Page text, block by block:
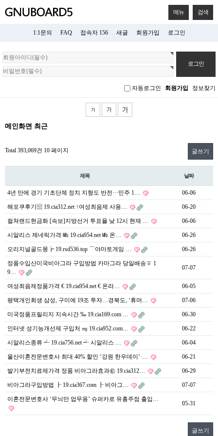
메뉴 검색
1:1문의 FAQ 접속자 156 새글 회원가입 로그인
회
원
로
자동로그인 회원가입 정보찾기
메인화면 최근
Total 393,069건 10 페이지 글쓰기
제목 날짜
4년 만에 경기 기초단체 정치 지형도 반전···민주 1… 06-06
해포쿠후기▤ 19.cia312.net ↑여성최음제 사용… 06-20
컬쳐랜드현금화 [속보]지방선거 투표율 낮 12시 현재 … 06-06
시알리스 제네릭가격 ㎒ 19.cia954.net ㎒ 온… 06-26
오리지널골드몽┢ 19.rsd536.top ⌒야마토게임 … 06-26
정품수입산미국비아그라 구입방법 카마그라 당일배송ㆆ 1
9…
07-07
여성최음제정품가격 € 19.cia954.net € 온라… 06-05
평택개인회생 삼성, 구미에 19조 투자…경북도, ‘휴머… 07-06
미국정품프릴리지 지속시간 ‰ 19.cia169.com … 06-30
인터넷 성기능개선제 구입처 ㎎ 19.cia952.com… 06-22
시알리스종류 ┵ 19.cia756.net ┵ 시알리스 … 06-04
울산이혼전문변호사 최대 40% 할인 ‘강원 한우데이’·… 06-21
발기부전치료제가격 정품 비아그라효과㉫ 19.cia312… 06-29
비아그라구입방법 ┠ 19.cia367.com ┠ 비아그… 07-07
이혼전문변호사 ‘무늬만 업무용’ 슈퍼카로 유흥주점 출입…
05-31
글쓰기